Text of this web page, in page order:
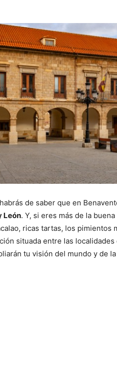
de saber que en
León. Y, si eres más de la
ricas tartas, los pimientos
situada entre las
tu visión del mundo y de